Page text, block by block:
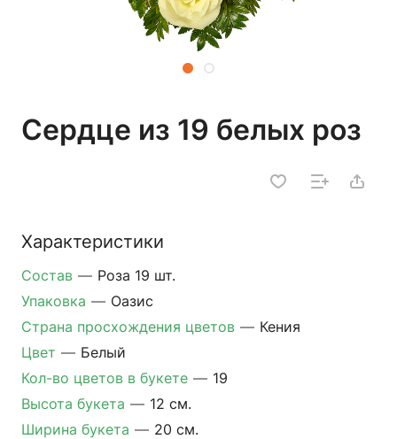
Сердце из 19 белых роз
Характеристики
Состав — Роза 19 шт.
Упаковка — Оазис
Страна просхождения цветов — Кения
Цвет — Белый
Кол-во цветов в букете — 19
Высота букета — 12 см.
Ширина букета — 20 см.